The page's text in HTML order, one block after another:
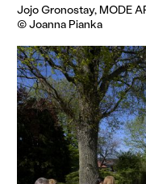
Jojo Gronostay, MODE
© Joanna Pianka